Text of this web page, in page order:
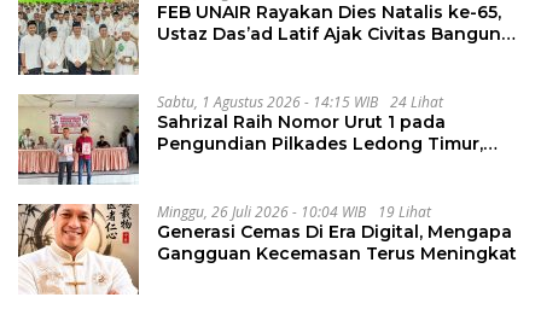
FEB UNAIR Rayakan Dies Natalis ke-65,
Ustaz Das’ad Latif Ajak Civitas Bangun
Sabtu, 1 Agustus 2026 - 14:15 WIB 24 Lihat
Sahrizal Raih Nomor Urut 1 pada
Pengundian Pilkades Ledong Timur,
Minggu, 26 Juli 2026 - 10:04 WIB 19 Lihat
Generasi Cemas Di Era Digital, Mengapa
Gangguan Kecemasan Terus Meningkat